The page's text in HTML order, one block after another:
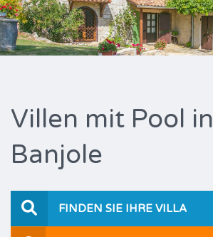
Villen mit Pool in
Banjole
FINDEN SIE IHRE VILLA